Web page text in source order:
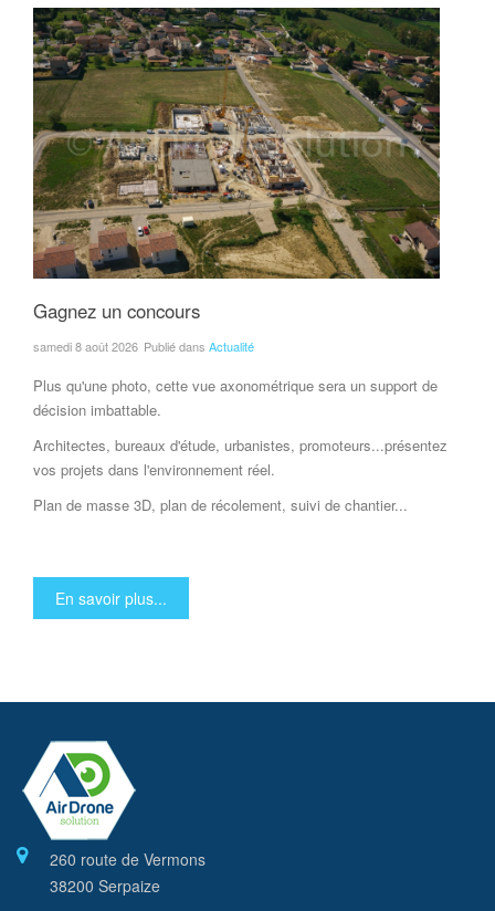
Gagnez un concours
samedi 8 août 2026 Publié dans Actualité
Plus qu'une photo, cette vue axonométrique sera un support de
décision imbattable.
Architectes, bureaux d'étude, urbanistes, promoteurs...présentez
vos projets dans l'environnement réel.
Plan de masse 3D, plan de récolement, suivi de chantier...
En savoir plus...
260 route de Vermons
38200 Serpaize